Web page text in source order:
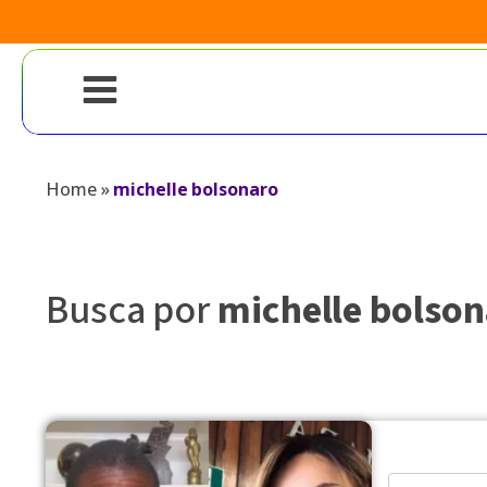
Home»michelle bolsonaro
Busca pormichelle